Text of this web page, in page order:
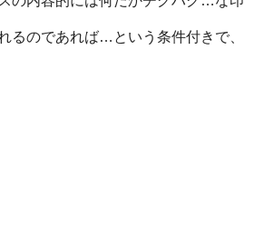
るのであれば…という条件付きで、